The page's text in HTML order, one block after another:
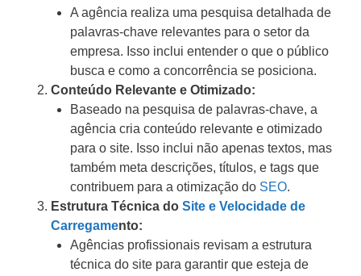
A agência realiza uma pesquisa detalhada de
palavras-chave relevantes para o setor da
empresa. Isso inclui entender o que o público
busca e como a concorrência se posiciona.
Conteúdo Relevante e Otimizado:
Baseado na pesquisa de palavras-chave, a
agência cria conteúdo relevante e otimizado
para o site. Isso inclui não apenas textos, mas
também meta descrições, títulos, e tags que
contribuem para a otimização do SEO.
Estrutura Técnica do Site e Velocidade de
Carregamento:
Agências profissionais revisam a estrutura
técnica do site para garantir que esteja de